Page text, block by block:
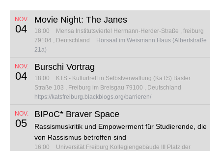
NOV.
04
Movie Night: The Janes
18:00 Mensa Institutsviertel Hermann-Herder-Straße
freiburg
79104
Deutschland
Hörsaal im Weismann Haus (Albertstraße
21a)
NOV.
04
Burschi Vortrag
18:00 KTS - Kulturtreff in Selbstverwaltung (KaTS) Basler
Straße 103
Freiburg im Breisgau 79100
Deutschland
https://katsfreiburg.blackblogs.org/barrieren/
NOV.
05
BIPoC* Braver Space
Rassismuskritik und Empowerment für Studierende, die
von Rassismus betroffen sind
16:00 Universität Freiburg Kollegiengebäude III Platz der